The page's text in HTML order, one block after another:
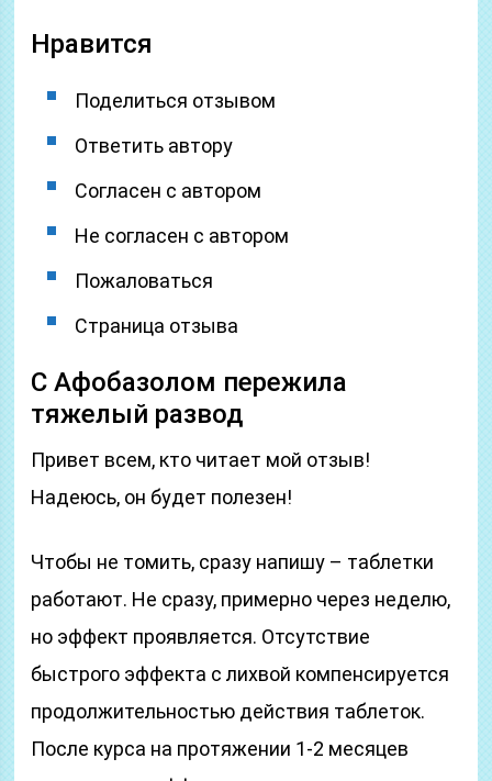
Нравится
Поделиться отзывом
Ответить автору
Согласен с автором
Не согласен с автором
Пожаловаться
Страница отзыва
С Афобазолом пережила
тяжелый развод
Привет всем, кто читает мой отзыв!
Надеюсь, он будет полезен!
Чтобы не томить, сразу напишу – таблетки
работают. Не сразу, примерно через неделю,
но эффект проявляется. Отсутствие
быстрого эффекта с лихвой компенсируется
продолжительностью действия таблеток.
После курса на протяжении 1-2 месяцев